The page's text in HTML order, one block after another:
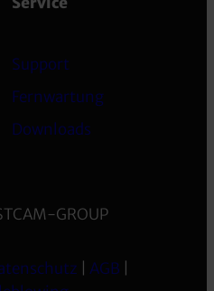
Support
Fernwartung
Downloads
GROUP
AGB